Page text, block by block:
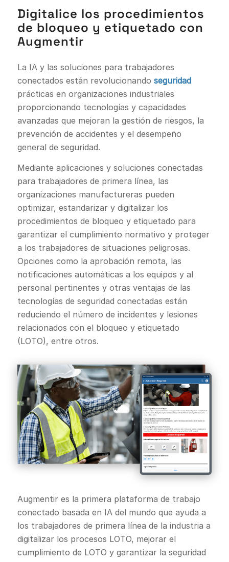
Digitalice los procedimientos
de bloqueo y etiquetado con
Augmentir
La IA y las soluciones para trabajadores
conectados están revolucionando seguridad
prácticas en organizaciones industriales
proporcionando tecnologías y capacidades
avanzadas que mejoran la gestión de riesgos, la
prevención de accidentes y el desempeño
general de seguridad.
Mediante aplicaciones y soluciones conectadas
para trabajadores de primera línea, las
organizaciones manufactureras pueden
optimizar, estandarizar y digitalizar los
procedimientos de bloqueo y etiquetado para
garantizar el cumplimiento normativo y proteger
a los trabajadores de situaciones peligrosas.
Opciones como la aprobación remota, las
notificaciones automáticas a los equipos y al
personal pertinentes y otras ventajas de las
tecnologías de seguridad conectadas están
reduciendo el número de incidentes y lesiones
relacionados con el bloqueo y etiquetado
(LOTO), entre otros.
Augmentir es la primera plataforma de trabajo
conectado basada en IA del mundo que ayuda a
los trabajadores de primera línea de la industria a
digitalizar los procesos LOTO, mejorar el
cumplimiento de LOTO y garantizar la seguridad